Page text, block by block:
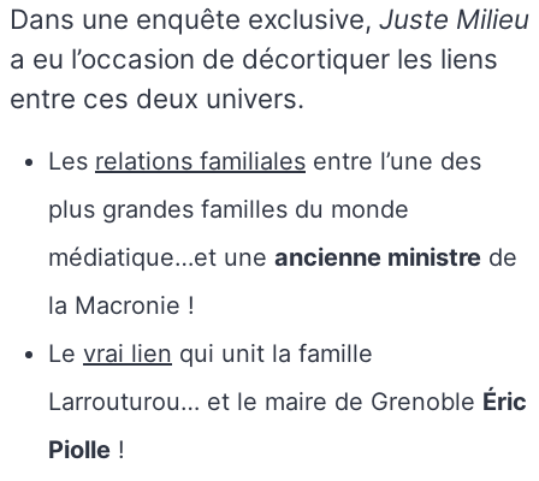
Dans une enquête exclusive, Juste Milieu
a eu l’occasion de décortiquer les liens
entre ces deux univers.
Les relations familiales entre l’une des
plus grandes familles du monde
médiatique…et une ancienne ministre de
la Macronie !
Le vrai lien qui unit la famille
Larrouturou… et le maire de Grenoble Éric
Piolle !